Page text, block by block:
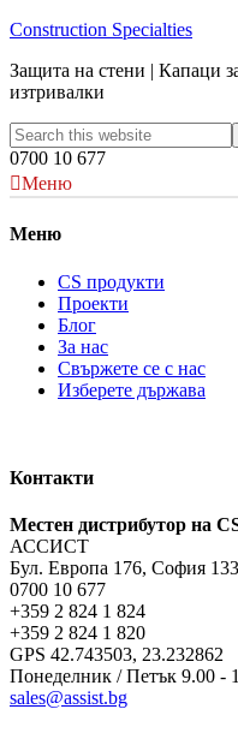
Construction Specialties
Защита на стени | Капаци
изтривалки
0700 10 677
Меню
Меню
CS продукти
Проекти
Блог
За нас
Свържете се с нас
Изберете държава
Контакти
Местен дистрибутор на
АССИСТ
Бул. Европа 176, София
0700 10 677
+359 2 824 1 824
+359 2 824 1 820
GPS 42.743503, 23.232862
Понеделник / Петък 9.00 -
sales@assist.bg